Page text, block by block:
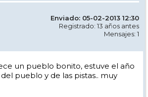
Enviado: 05-02-2013 12:30
Registrado: 13 años antes
Mensajes: 1
un pueblo bonito, estuve el año
pueblo y de las pistas.. muy